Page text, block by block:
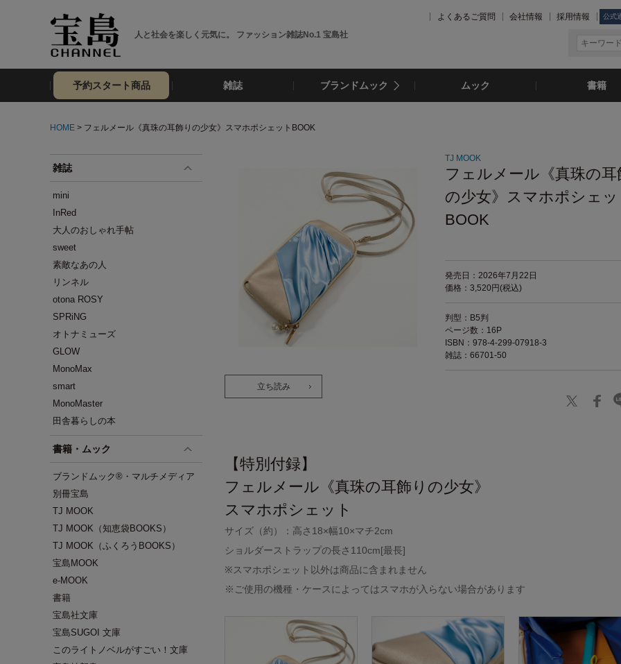
人と社会を楽しく元気に。 ファッション雑誌No.1 宝島社
よくあるご質問 会社情報 採用情報 公式
予約スタート商品 雑誌 ブランドムック ムック 書籍
HOME > フェルメール《真珠の耳飾りの少女》スマホポシェットBOOK
雑誌
mini
InRed
大人のおしゃれ手帖
sweet
素敵なあの人
リンネル
otona ROSY
SPRiNG
オトナミューズ
GLOW
MonoMax
smart
MonoMaster
田舎暮らしの本
書籍・ムック
ブランドムック®・マルチメディア
別冊宝島
TJ MOOK
TJ MOOK（知恵袋BOOKS）
TJ MOOK（ふくろうBOOKS）
宝島MOOK
e-MOOK
書籍
宝島社文庫
宝島SUGOI 文庫
このライトノベルがすごい！文庫
立ち読み
TJ MOOK
フェルメール《真珠の耳
の少女》スマホポシェ
BOOK
発売日：2026年7月22日
価格：3,520円(税込)
判型：B5判
ページ数：16P
ISBN：978-4-299-07918-3
雑誌：66701-50
【特別付録】
フェルメール《真珠の耳飾りの少女》
スマホポシェット
サイズ（約）：高さ18×幅10×マチ2cm
ショルダーストラップの長さ110cm[最長]
※スマホポシェット以外は商品に含まれません
※ご使用の機種・ケースによってはスマホが入らない場合があります